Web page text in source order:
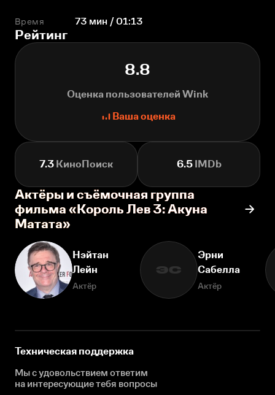
Время 73 мин / 01:13
Рейтинг
8.8
Оценка пользователей Wink
Ваша оценка
7.3 КиноПоиск 6.5IMDb
Актёры и съёмочная группа
фильма «Король Лев 3: Акуна
Матата»
Нэйтан
Лейн
Актёр
ЭС
Эрни
Сабелла
Актёр
Техническая поддержка
Мы с удовольствием ответим
на интересующиетебя вопросы